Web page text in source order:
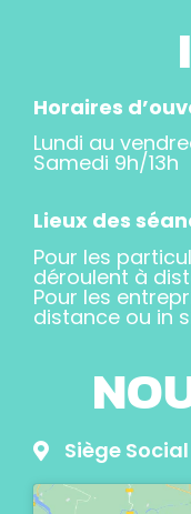
Horaires
Lundi au
Samedi 9h/13h
Lieux des
Pour les
déroulent à
Pour les
distance ou in
Siège